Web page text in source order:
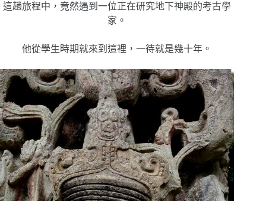
這趟旅程中，竟然遇到一位正在研究地下神殿的考古學
家。
他從學生時期就來到這裡，一待就是幾十年。